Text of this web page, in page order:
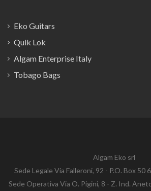
Eko Guitars
Quik Lok
Algam Enterprise Italy
Tobago Bags
Algam Eko srl
Sede Legale Via Falleroni, 92 - P.O. Box 50
Sede Operativa Via O. Pigini, 8 - Z. Ind.